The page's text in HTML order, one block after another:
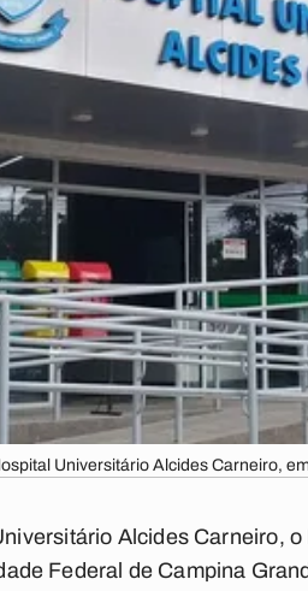
Universitário Alcides Carneiro,
Alcides Carneiro,
Federal de Campina